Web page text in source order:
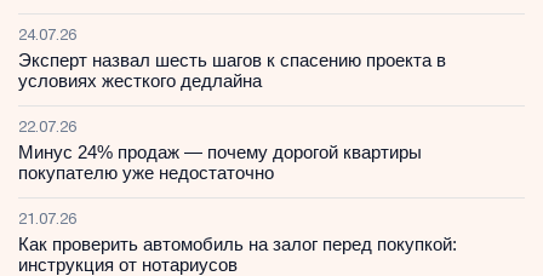
24.07.26
Эксперт назвал шесть шагов к спасению проекта в
условиях жесткого дедлайна
22.07.26
Минус 24% продаж — почему дорогой квартиры
покупателю уже недостаточно
21.07.26
Как проверить автомобиль на залог перед покупкой:
инструкция от нотариусов